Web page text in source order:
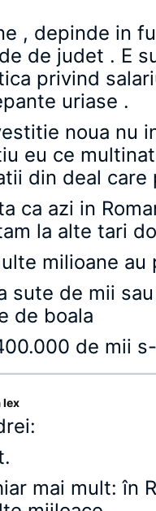
, depinde in
de judet . E
privind
uriase .
noua nu
eu ce
din deal care
ca azi in
la alte tari
milioane
sute de mii
de boala
de mii
lex
mai mult: în